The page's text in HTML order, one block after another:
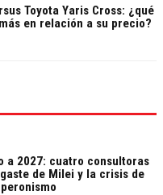
Toyota Yaris Cross: ¿qué
en relación a su precio?
a 2027: cuatro consultoras
de Milei y la crisis de